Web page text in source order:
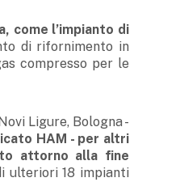
come l’impianto di
di rifornimento in
compresso per le
Ligure, Bologna -
HAM - per altri
attorno alla fine
ulteriori 18 impianti